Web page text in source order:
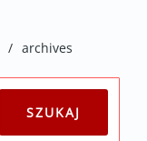
/ archives